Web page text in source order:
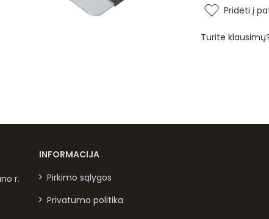
Pridėti į
Turite
r.
INFORMACIJA
Pirkimo sąlygos
Privatumo politika